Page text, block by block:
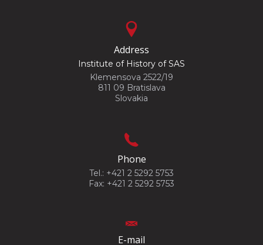
Address
Institute of History of SAS
Klemensova 2522/19
811 09 Bratislava
Slovakia
Phone
Tel.: +421 2 5292 5753
Fax: +421 2 5292 5753
E-mail